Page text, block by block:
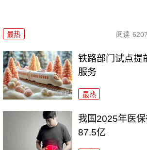
最热 阅读 6207
铁路部门试点提
服务
最热
我国2025年医
87.5亿